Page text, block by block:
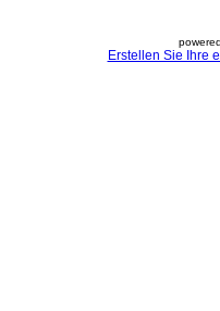
Erstellen Sie Ihre